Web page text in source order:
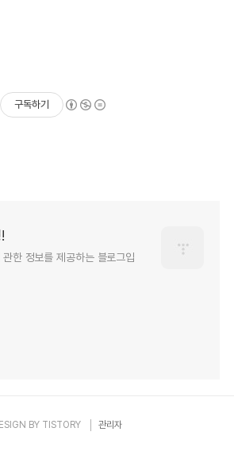
구독하기
한 정보를 제공하는 블로그입
BY TISTORY 관리자